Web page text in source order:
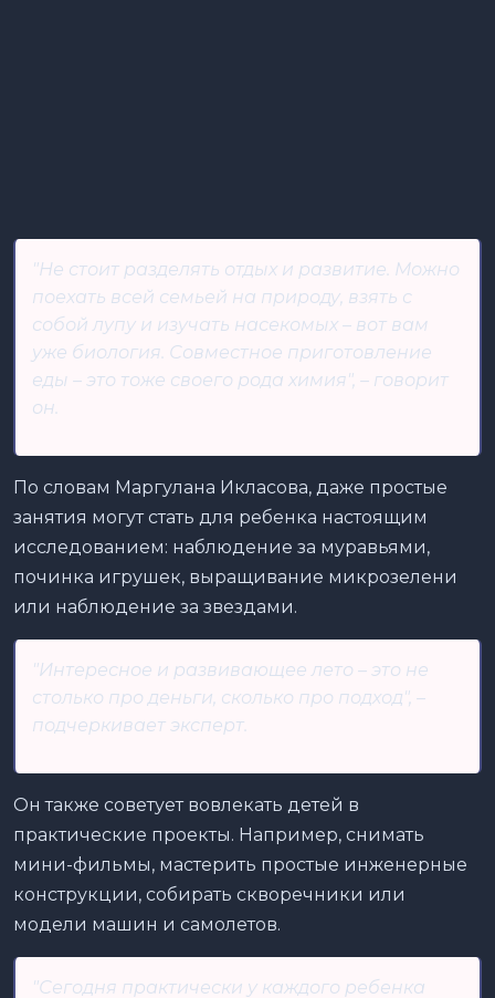
"Не стоит разделять отдых и развитие. Можно
поехать всей семьей на природу, взять с
собой лупу и изучать насекомых – вот вам
уже биология. Совместное приготовление
еды – это тоже своего рода химия", – говорит
он.
По словам Маргулана Икласова, даже простые
занятия могут стать для ребенка настоящим
исследованием: наблюдение за муравьями,
починка игрушек, выращивание микрозелени
или наблюдение за звездами.
"Интересное и развивающее лето – это не
столько про деньги, сколько про подход", –
подчеркивает эксперт.
Он также советует вовлекать детей в
практические проекты. Например, снимать
мини-фильмы, мастерить простые инженерные
конструкции, собирать скворечники или
модели машин и самолетов.
"Сегодня практически у каждого ребенка